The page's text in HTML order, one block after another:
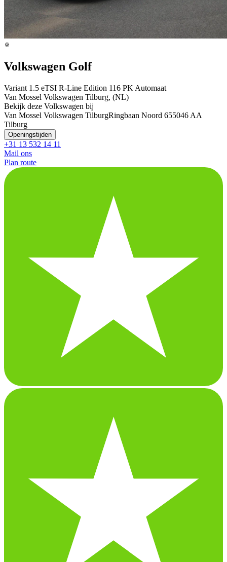
Volkswagen Golf
Variant 1.5 eTSI R-Line Edition 116 PK Automaat
Van Mossel Volkswagen Tilburg, (NL)
Bekijk deze Volkswagen bij
Van Mossel Volkswagen TilburgRingbaan Noord 655046 AA
Tilburg
Openingstijden
+31 13 532 14 11
Mail ons
Plan route